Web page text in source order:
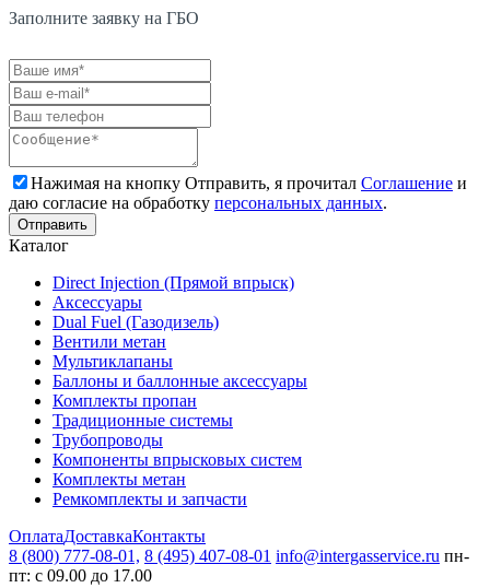
Заполните заявку на ГБО
Нажимая на кнопку Отправить, я прочитал Соглашение и
даю согласие на обработку персональных данных.
Каталог
Direct Injection (Прямой впрыск)
Аксессуары
Dual Fuel (Газодизель)
Вентили метан
Мультиклапаны
Баллоны и баллонные аксессуары
Комплекты пропан
Традиционные системы
Трубопроводы
Компоненты впрысковых систем
Комплекты метан
Ремкомплекты и запчасти
ОплатаДоставкаКонтакты
8 (800) 777-08-01, 8 (495) 407-08-01 info@intergasservice.ru пн-
пт: с 09.00 до 17.00